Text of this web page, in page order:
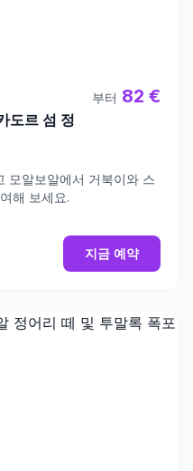
도르 섬 정
부터 82 €
모알보알에서 거북이와 스
해 보세요.
지금 예약